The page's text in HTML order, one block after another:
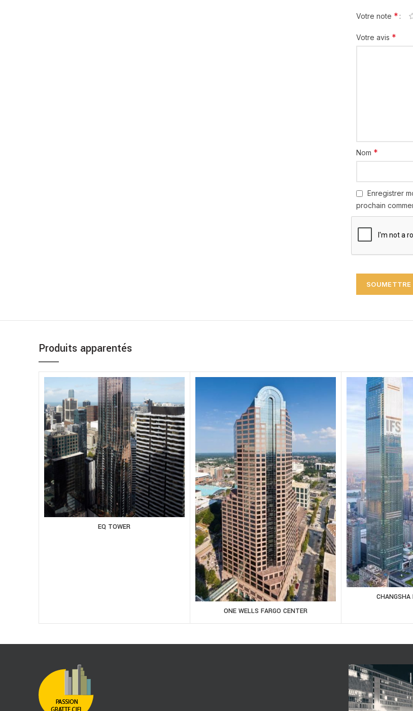
Votre note *
Votre avis *
Nom *
Enregistrer
prochain
Produits apparentés
EQ TOWER
ONE WELLS FARGO CENTER